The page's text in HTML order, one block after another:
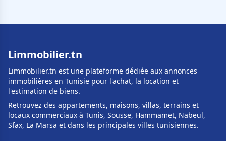
Limmobilier.tn
Limmobilier.tn est une plateforme dédiée aux annonces
immobilières en Tunisie pour l'achat, la location et
l'estimation de biens.
Retrouvez des appartements, maisons, villas, terrains et
locaux commerciaux à Tunis, Sousse, Hammamet, Nabeul,
Sfax, La Marsa et dans les principales villes tunisiennes.